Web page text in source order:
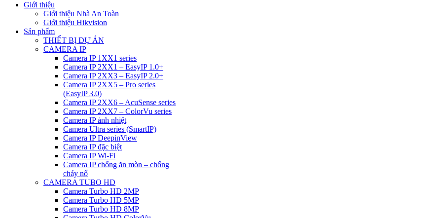
Giới thiệu
Giới thiệu Nhà An Toàn
Giới thiệu Hikvision
Sản phẩm
THIẾT BỊ DỰ ÁN
CAMERA IP
Camera IP 1XX1 series
Camera IP 2XX1 – EasyIP 1.0+
Camera IP 2XX3 – EasyIP 2.0+
Camera IP 2XX5 – Pro series
(EasyIP 3.0)
Camera IP 2XX6 – AcuSense series
Camera IP 2XX7 – ColorVu series
Camera IP ảnh nhiệt
Camera Ultra series (SmartIP)
Camera IP DeepinView
Camera IP đặc biệt
Camera IP Wi-Fi
Camera IP chống ăn mòn – chống
cháy nổ
CAMERA TUBO HD
Camera Turbo HD 2MP
Camera Turbo HD 5MP
Camera Turbo HD 8MP